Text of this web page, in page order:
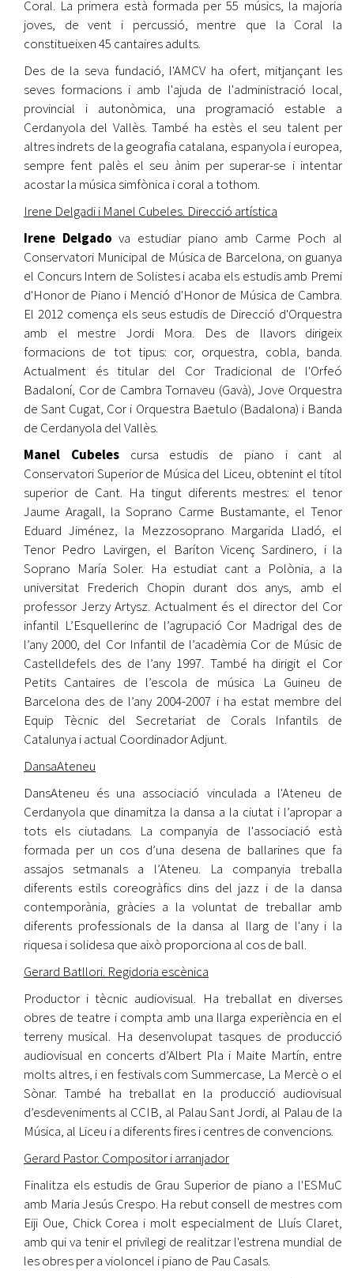
Coral. La primera està formada per 55 músics, la majoria
joves, de vent i percussió, mentre que la Coral la
constitueixen 45 cantaires adults.
Des de la seva fundació, l'AMCV ha ofert, mitjançant les
seves formacions i amb l'ajuda de l'administració local,
provincial i autonòmica, una programació estable a
Cerdanyola del Vallès. També ha estès el seu talent per
altres indrets de la geografia catalana, espanyola i europea,
sempre fent palès el seu ànim per superar-se i intentar
acostar la música simfònica i coral a tothom.
Irene Delgadi i Manel Cubeles. Direcció artística
Irene Delgadova estudiar piano amb Carme Poch al
Conservatori Municipal de Música de Barcelona, on guanya
el Concurs Intern de Solistes i acaba els estudis amb Premi
d'Honor de Piano i Menció d'Honor de Música de Cambra.
El 2012 comença els seus estudis de Direcció d'Orquestra
amb el mestre Jordi Mora. Des de llavors dirigeix
formacions de tot tipus: cor, orquestra, cobla, banda.
Actualment és titular del Cor Tradicional de l'Orfeó
Badaloní, Cor de Cambra Tornaveu (Gavà), Jove Orquestra
de Sant Cugat, Cor i Orquestra Baetulo (Badalona) i Banda
de Cerdanyola del Vallès.
Manel Cubelescursa estudis de piano i cant al
Conservatori Superior de Música del Liceu, obtenint el títol
superior de Cant. Ha tingut diferents mestres: el tenor
Jaume Aragall, la Soprano Carme Bustamante, el Tenor
Eduard Jiménez, la Mezzosoprano Margarida Lladó, el
Tenor Pedro Lavirgen, el Baríton Vicenç Sardinero, i la
Soprano María Soler. Ha estudiat cant a Polònia, a la
universitat Frederich Chopin durant dos anys, amb el
professor Jerzy Artysz. Actualment és el director del Cor
infantil L’Esquellerinc de l’agrupació Cor Madrigal des de
l’any 2000, del Cor Infantil de l’acadèmia Cor de Músic de
Castelldefels des de l’any 1997. També ha dirigit el Cor
Petits Cantaires de l’escola de música La Guineu de
Barcelona des de l’any 2004-2007 i ha estat membre del
Equip Tècnic del Secretariat de Corals Infantils de
Catalunya i actual Coordinador Adjunt.
DansaAteneu
DansAteneu és una associació vinculada a l'Ateneu de
Cerdanyola que dinamitza la dansa a la ciutat i l’apropar a
tots els ciutadans. La companyia de l'associació està
formada per un cos d’una desena de ballarines que fa
assajos setmanals a l’Ateneu. La companyia treballa
diferents estils coreogràfics dins del jazz i de la dansa
contemporània, gràcies a la voluntat de treballar amb
diferents professionals de la dansa al llarg de l'any i la
riquesa i solidesa que això proporciona al cos de ball.
Gerard Batllori. Regidoria escènica
Productor i tècnic audiovisual. Ha treballat en diverses
obres de teatre i compta amb una llarga experiència en el
terreny musical. Ha desenvolupat tasques de producció
audiovisual en concerts d’Albert Pla i Maite Martín, entre
molts altres, i en festivals com Summercase, La Mercè o el
Sònar. També ha treballat en la producció audiovisual
d’esdeveniments al CCIB, al Palau Sant Jordi, al Palau de la
Música, al Liceu i a diferents fires i centres de convencions.
Gerard Pastor. Compositor i arranjador
Finalitza els estudis de Grau Superior de piano a l'ESMuC
amb Maria Jesús Crespo. Ha rebut consell de mestres com
Eiji Oue, Chick Corea i molt especialment de Lluís Claret,
amb qui va tenir el privilegi de realitzar l'estrena mundial de
les obres per a violoncel i piano de Pau Casals.